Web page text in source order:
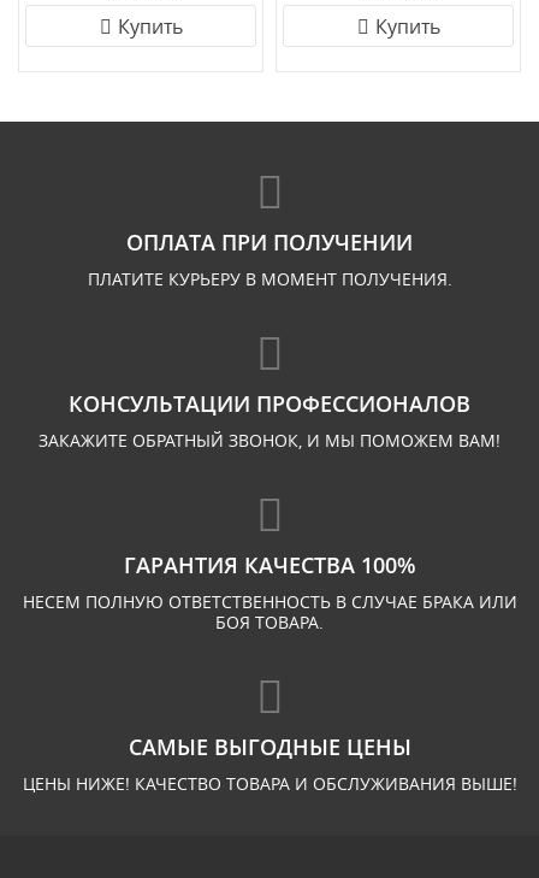
Купить Купить
ОПЛАТА ПРИ ПОЛУЧЕНИИ
ПЛАТИТЕ КУРЬЕРУ В МОМЕНТ ПОЛУЧЕНИЯ.
КОНСУЛЬТАЦИИ ПРОФЕССИОНАЛОВ
ЗАКАЖИТЕ ОБРАТНЫЙ ЗВОНОК, И МЫ ПОМОЖЕМ ВАМ!
ГАРАНТИЯ КАЧЕСТВА 100%
НЕСЕМ ПОЛНУЮ ОТВЕТСТВЕННОСТЬ В СЛУЧАЕ БРАКА ИЛИ
БОЯ ТОВАРА.
САМЫЕ ВЫГОДНЫЕ ЦЕНЫ
ЦЕНЫ НИЖЕ! КАЧЕСТВО ТОВАРА И ОБСЛУЖИВАНИЯ ВЫШЕ!